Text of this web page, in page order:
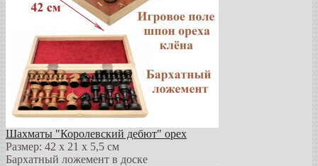
Шахматы "Королевский дебют" орех
Размер: 42 х 21 х 5,5 см
Бархатный ложемент в доске